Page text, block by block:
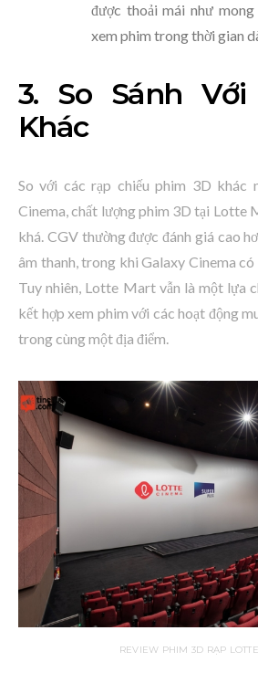
được thoải mái như
xem phim trong thời gian
3. So Sánh Với
Khác
So với các rạp chiếu phim 3D khác
Cinema, chất lượng phim 3D tại Lotte
khá. CGV thường được đánh giá cao
âm thanh, trong khi Galaxy Cinema có
Tuy nhiên, Lotte Mart vẫn là một lựa
kết hợp xem phim với các hoạt động
trong cùng một địa điểm.
REVIEW PHIM 3D RẠP